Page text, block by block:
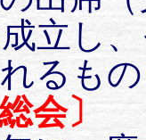
立し
るも
会〕